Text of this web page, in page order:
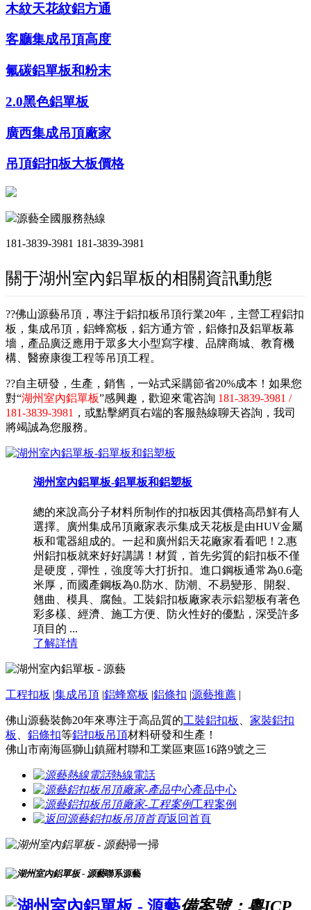
木紋天花紋鋁方通
客廳集成吊頂高度
氟碳鋁單板和粉末
2.0黑色鋁單板
廣西集成吊頂廠家
吊頂鋁扣板大板價格
源藝全國服務熱線
181-3839-3981 181-3839-3981
關于湖州室內鋁單板的相關資訊動態
??佛山源藝吊頂，專注于鋁扣板吊頂行業20年，主營工程鋁扣
板，集成吊頂，鋁蜂窩板，鋁方通方管，鋁條扣及鋁單板幕
墻，產品廣泛應用于眾多大小型寫字樓、品牌商城、教育機
構、醫療康復工程等吊頂工程。
??自主研發，生產，銷售，一站式采購節省20%成本！如果您
對“湖州室內鋁單板”感興趣，歡迎來電咨詢 181-3839-3981 /
181-3839-3981 ，或點擊網頁右端的客服熱線聊天咨詢，我司
將竭誠為您服務。
湖州室內鋁單板-鋁單板和鋁塑板
總的來說高分子材料所制作的扣板因其價格高昂鮮有人
選擇。廣州集成吊頂廠家表示集成天花板是由HUV金屬
板和電器組成的。一起和廣州鋁天花廠家看看吧！2.惠
州鋁扣板就來好好講講！材質，首先劣質的鋁扣板不僅
是硬度，彈性，強度等大打折扣。進口鋼板通常為0.6毫
米厚，而國產鋼板為0.防水、防潮、不易變形、開裂、
翹曲、模具、腐蝕。工裝鋁扣板廠家表示鋁塑板有著色
彩多樣、經濟、施工方便、防火性好的優點，深受許多
項目的 ...
了解詳情
工程扣板 |集成吊頂 |鋁蜂窩板 |鋁條扣 |源藝推薦 |
佛山源藝裝飾20年來專注于高品質的工裝鋁扣板
家裝鋁扣
板
鋁條扣等鋁扣板吊頂材料研發和生產！
佛山市南海區獅山鎮羅村聯和工業區東區16路9號之三
熱線電話
產品中心
工程案例
返回首頁
掃一掃
聯系源藝